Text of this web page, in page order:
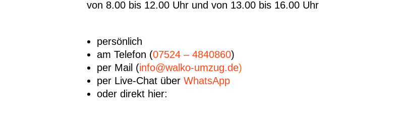
von 8.00 bis 12.00 Uhr und von 13.00 bis 16.00 Uhr
persönlich
am Telefon (07524 – 4840860)
per Mail (info@walko-umzug.de)
per Live-Chat über WhatsApp
oder direkt hier: